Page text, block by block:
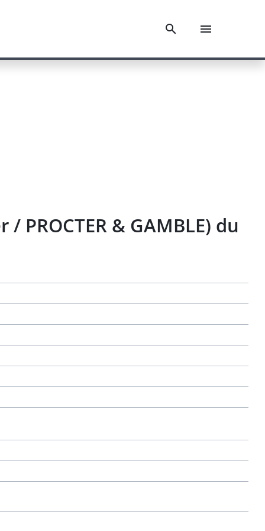
& GAMBLE) du